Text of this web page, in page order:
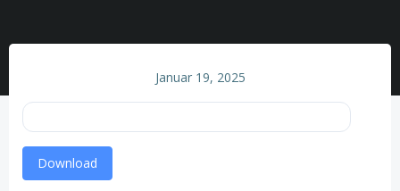
Januar 19, 2025
Download